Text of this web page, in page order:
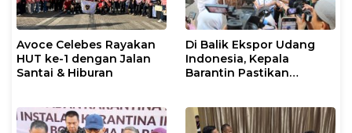
Avoce Celebes Rayakan
HUT ke-1 dengan Jalan
Santai & Hiburan
Di Balik Ekspor Udang
Indonesia, Kepala
Barantin Pastikan